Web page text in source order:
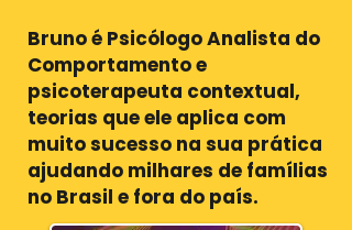
Bruno é Psicólogo Analista do
Comportamento e
psicoterapeuta contextual,
teorias que ele aplica com
muito sucesso na sua prática
ajudando milhares de famílias
no Brasil e fora do país.